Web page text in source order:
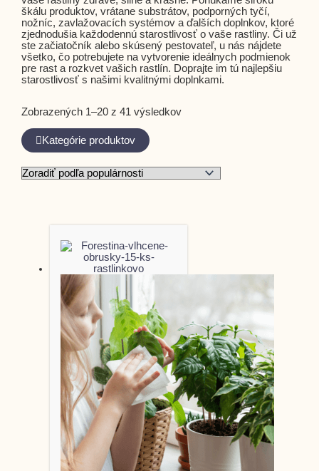
škálu produktov, vrátane substrátov, podporných tyčí,
nožníc, zavlažovacích systémov a ďalších doplnkov, ktoré
zjednodušia každodennú starostlivosť o vaše rastliny. Či už
ste začiatočník alebo skúsený pestovateľ, u nás nájdete
všetko, čo potrebujete na vytvorenie ideálnych podmienok
pre rast a rozkvet vašich rastlín. Doprajte im tú najlepšiu
starostlivosť s našimi kvalitnými doplnkami.
Zobrazených 1–20 z 41 výsledkov
Kategórie produktov